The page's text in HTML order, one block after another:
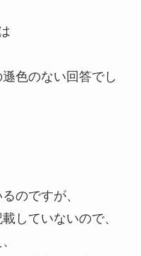
色のない回答でし
のですが、
していないので、